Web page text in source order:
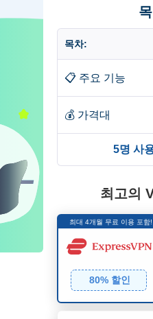
목차:
📋 주요 기능
💰 가격대
5명 사
최고의
최대 4개월 무료 이용 포함!
80% 할인